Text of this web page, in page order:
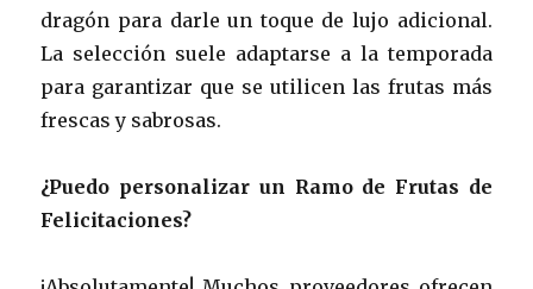
dragón para darle un toque de lujo adicional.
La selección suele adaptarse a la temporada
para garantizar que se utilicen las frutas más
frescas y sabrosas.
¿Puedo personalizar un Ramo de Frutas de
Felicitaciones?